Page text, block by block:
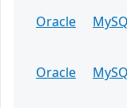
Oracle
Oracle